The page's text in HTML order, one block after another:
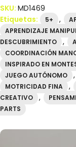
SKU: MD1469
Etiquetas:
5+ ,
APRENDIZAJE
DESCUBRIMIENTO
,
COORDINACIÓN
INSPIRADO EN
JUEGO AUTÓNOMO ,
MOTRICIDAD FINA ,
CREATIVO
,
PARTS